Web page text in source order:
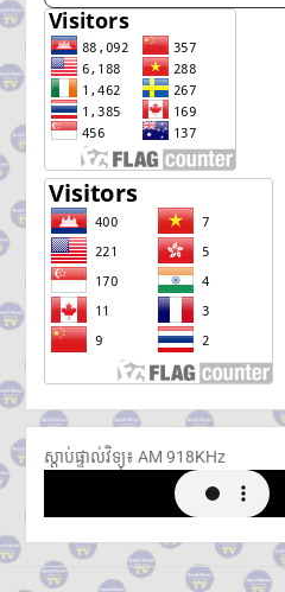
ស្តាប់ផ្ទាល់វិទ្យុ៖ ​AM 918KHz